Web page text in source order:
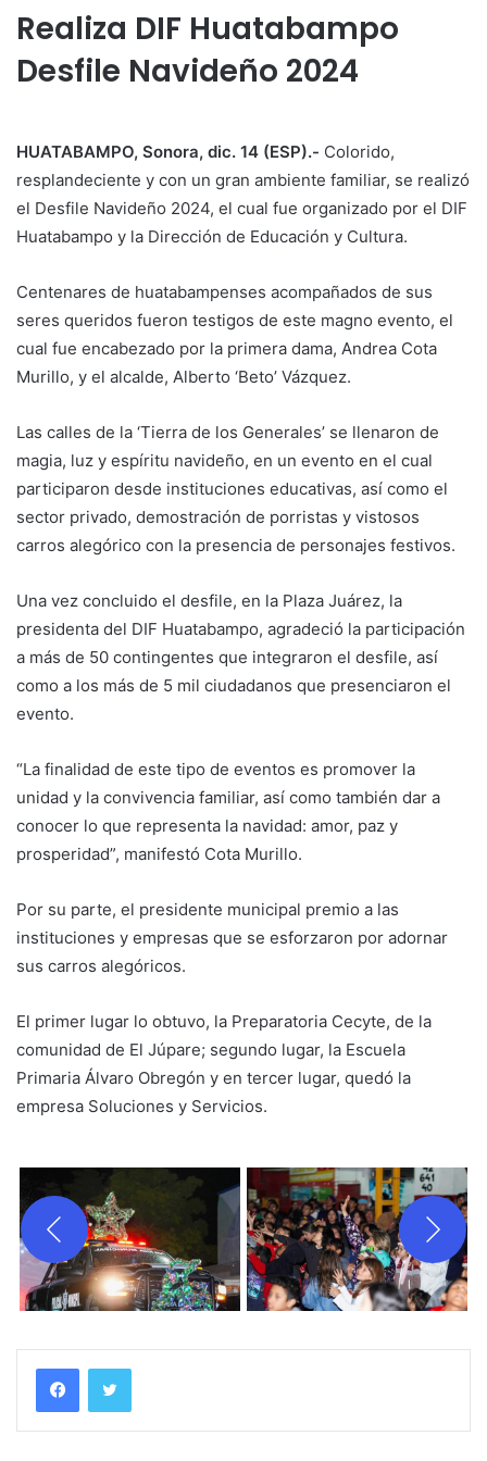
Realiza DIF Huatabampo
Desfile Navideño 2024
HUATABAMPO, Sonora, dic. 14 (ESP).- Colorido,
resplandeciente y con un gran ambiente familiar, se realizó
el Desfile Navideño 2024, el cual fue organizado por el DIF
Huatabampo y la Dirección de Educación y Cultura.
Centenares de huatabampenses acompañados de sus
seres queridos fueron testigos de este magno evento, el
cual fue encabezado por la primera dama, Andrea Cota
Murillo, y el alcalde, Alberto ‘Beto’ Vázquez.
Las calles de la ‘Tierra de los Generales’ se llenaron de
magia, luz y espíritu navideño, en un evento en el cual
participaron desde instituciones educativas, así como el
sector privado, demostración de porristas y vistosos
carros alegórico con la presencia de personajes festivos.
Una vez concluido el desfile, en la Plaza Juárez, la
presidenta del DIF Huatabampo, agradeció la participación
a más de 50 contingentes que integraron el desfile, así
como a los más de 5 mil ciudadanos que presenciaron el
evento.
“La finalidad de este tipo de eventos es promover la
unidad y la convivencia familiar, así como también dar a
conocer lo que representa la navidad: amor, paz y
prosperidad”, manifestó Cota Murillo.
Por su parte, el presidente municipal premio a las
instituciones y empresas que se esforzaron por adornar
sus carros alegóricos.
El primer lugar lo obtuvo, la Preparatoria Cecyte, de la
comunidad de El Júpare; segundo lugar, la Escuela
Primaria Álvaro Obregón y en tercer lugar, quedó la
empresa Soluciones y Servicios.